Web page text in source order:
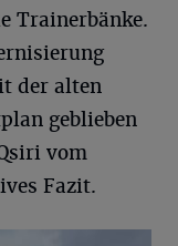
Trainerbänke.
der alten
geblieben
vom
Fazit.